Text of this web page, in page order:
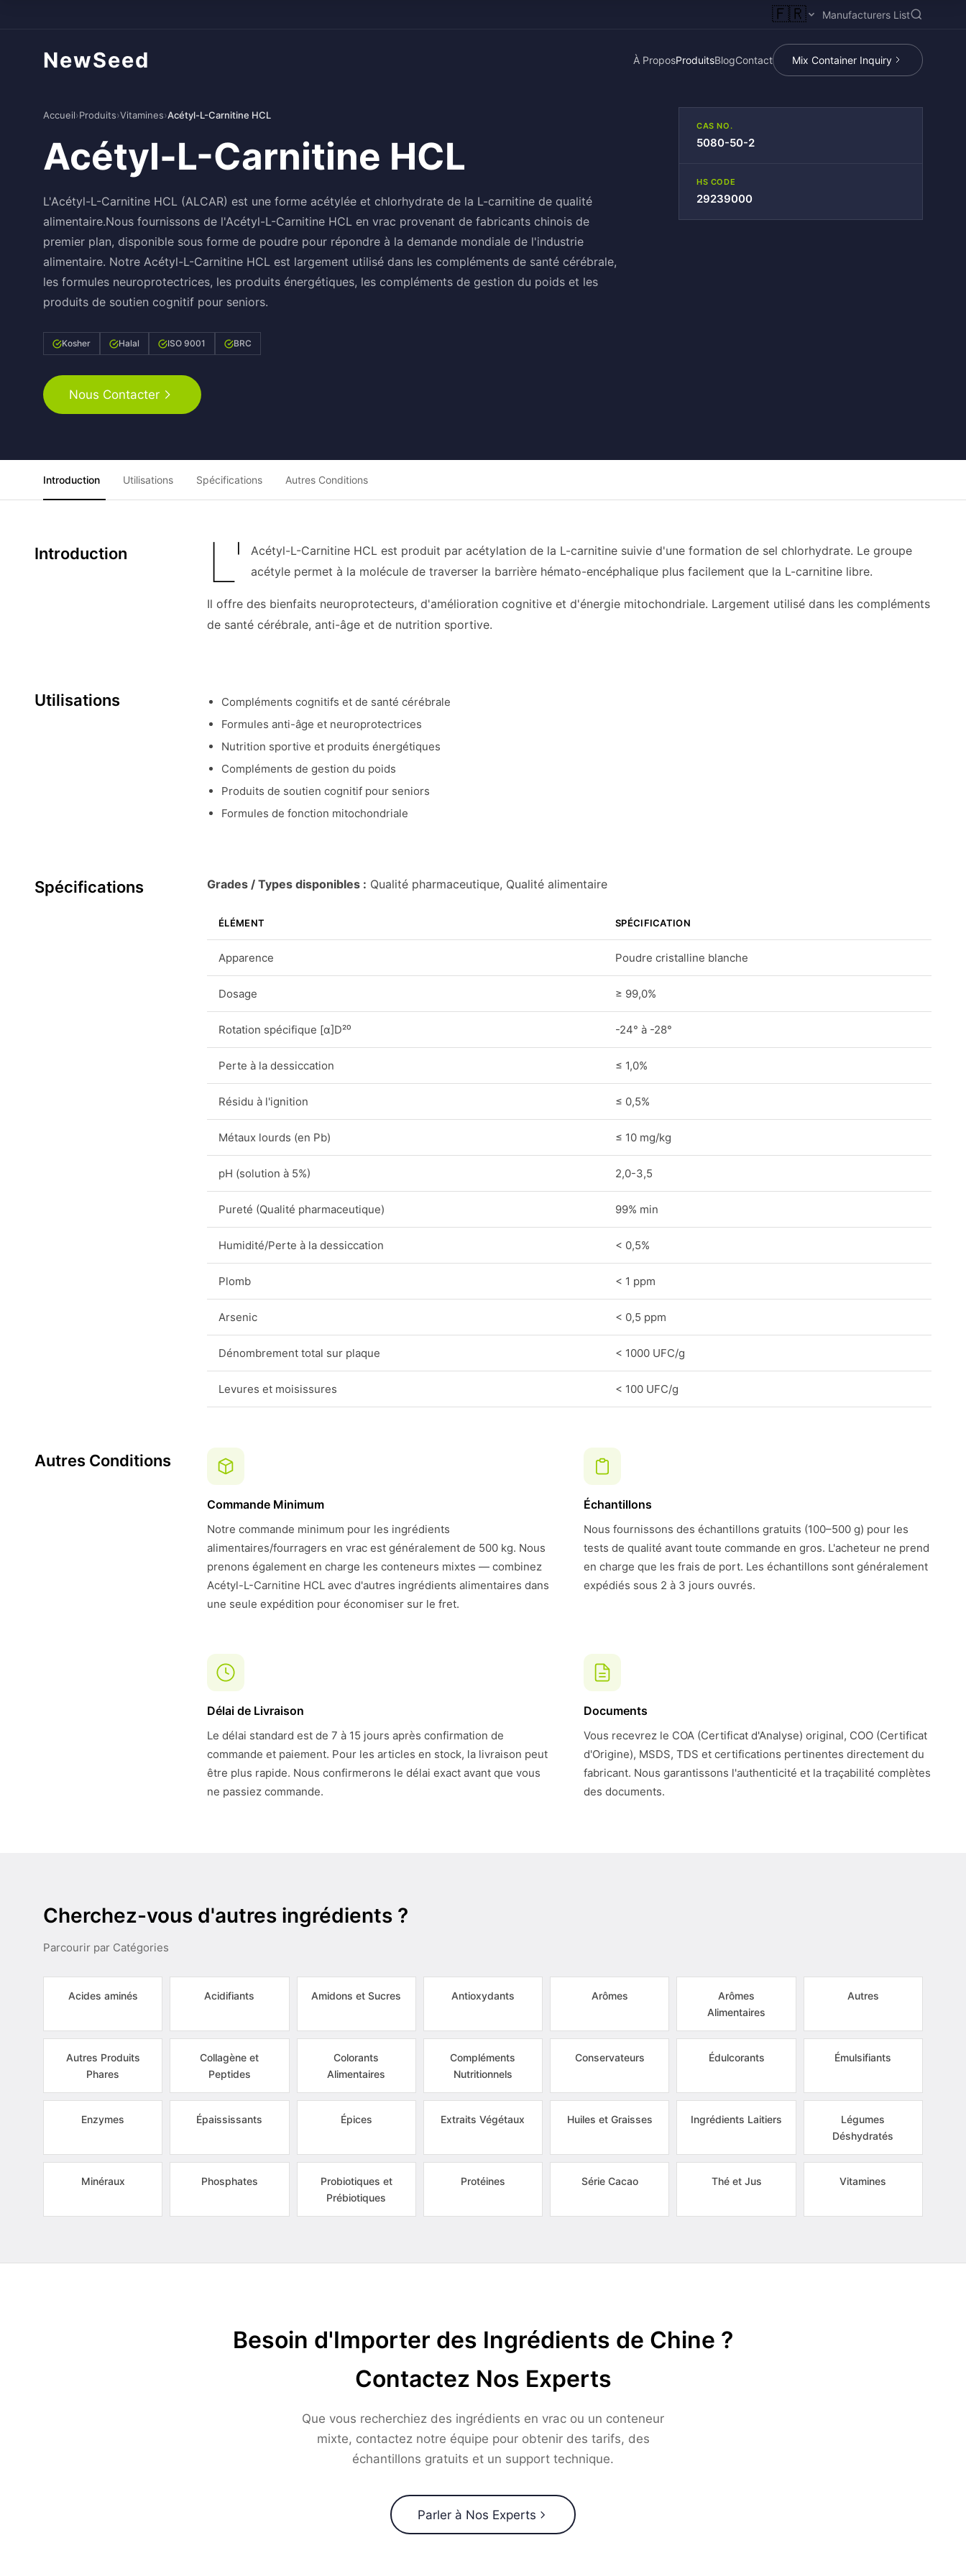
🇫🇷 Manufacturers List
NewSeed À ProposProduitsBlogContact Mix Container Inquiry
Accueil›Produits›Vitamines›Acétyl-L-Carnitine HCL
Acétyl-L-Carnitine HCL
L'Acétyl-L-Carnitine HCL (ALCAR) est une forme acétylée et chlorhydrate de la L-carnitine de qualité
alimentaire.Nous fournissons de l'Acétyl-L-Carnitine HCL en vrac provenant de fabricants chinois de
premier plan, disponible sous forme de poudre pour répondre à la demande mondiale de l'industrie
alimentaire. Notre Acétyl-L-Carnitine HCL est largement utilisé dans les compléments de santé cérébrale,
les formules neuroprotectrices, les produits énergétiques, les compléments de gestion du poids et les
produits de soutien cognitif pour seniors.
Kosher Halal ISO 9001 BRC
Nous Contacter
CAS NO.
5080-50-2
HS CODE
29239000
Introduction Utilisations Spécifications Autres Conditions
Introduction L'
Acétyl-L-Carnitine HCL est produit par acétylation de la L-carnitine suivie d'une formation de sel chlorhydrate. Le groupe
acétyle permet à la molécule de traverser la barrière hémato-encéphalique plus facilement que la L-carnitine libre.
Il offre des bienfaits neuroprotecteurs, d'amélioration cognitive et d'énergie mitochondriale. Largement utilisé dans les compléments
de santé cérébrale, anti-âge et de nutrition sportive.
Utilisations
Compléments cognitifs et de santé cérébrale
Formules anti-âge et neuroprotectrices
Nutrition sportive et produits énergétiques
Compléments de gestion du poids
Produits de soutien cognitif pour seniors
Formules de fonction mitochondriale
Spécifications Grades / Types disponibles : Qualité pharmaceutique, Qualité alimentaire
ÉLÉMENT SPÉCIFICATION
Apparence Poudre cristalline blanche
Dosage ≥ 99,0%
Rotation spécifique [α]D²⁰ -24° à -28°
Perte à la dessiccation ≤ 1,0%
Résidu à l'ignition ≤ 0,5%
Métaux lourds (en Pb) ≤ 10 mg/kg
pH (solution à 5%) 2,0-3,5
Pureté (Qualité pharmaceutique) 99% min
Humidité/Perte à la dessiccation < 0,5%
Plomb < 1 ppm
Arsenic < 0,5 ppm
Dénombrement total sur plaque < 1000 UFC/g
Levures et moisissures < 100 UFC/g
Autres Conditions
Commande Minimum
Notre commande minimum pour les ingrédients
alimentaires/fourragers en vrac est généralement de 500 kg. Nous
prenons également en charge les conteneurs mixtes — combinez
Acétyl-L-Carnitine HCL avec d'autres ingrédients alimentaires dans
une seule expédition pour économiser sur le fret.
Échantillons
Nous fournissons des échantillons gratuits (100–500 g) pour les
tests de qualité avant toute commande en gros. L'acheteur ne prend
en charge que les frais de port. Les échantillons sont généralement
expédiés sous 2 à 3 jours ouvrés.
Délai de Livraison
Le délai standard est de 7 à 15 jours après confirmation de
commande et paiement. Pour les articles en stock, la livraison peut
être plus rapide. Nous confirmerons le délai exact avant que vous
ne passiez commande.
Documents
Vous recevrez le COA (Certificat d'Analyse) original, COO (Certificat
d'Origine), MSDS, TDS et certifications pertinentes directement du
fabricant. Nous garantissons l'authenticité et la traçabilité complètes
des documents.
Cherchez-vous d'autres ingrédients ?
Parcourir par Catégories
Acides aminés Acidifiants Amidons et Sucres Antioxydants Arômes
Arômes
Alimentaires
Autres
Autres Produits
Phares
Collagène et
Peptides
Colorants
Alimentaires
Compléments
Nutritionnels
Conservateurs Édulcorants Émulsifiants
Enzymes Épaississants Épices Extraits Végétaux Huiles et Graisses Ingrédients Laitiers
Légumes
Déshydratés
Minéraux Phosphates
Probiotiques et
Prébiotiques
Protéines Série Cacao Thé et Jus Vitamines
Besoin d'Importer des Ingrédients de Chine ?
Contactez Nos Experts
Que vous recherchiez des ingrédients en vrac ou un conteneur
mixte, contactez notre équipe pour obtenir des tarifs, des
échantillons gratuits et un support technique.
Parler à Nos Experts